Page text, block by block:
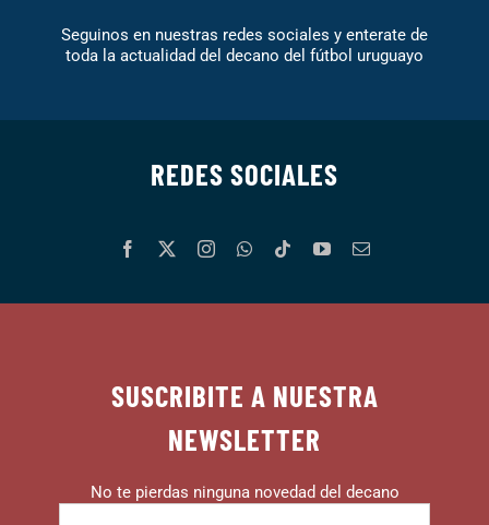
Seguinos en nuestras redes sociales y enterate de
toda la actualidad del decano del fútbol uruguayo
REDES SOCIALES
SUSCRIBITE A NUESTRA
NEWSLETTER
No te pierdas ninguna novedad del decano